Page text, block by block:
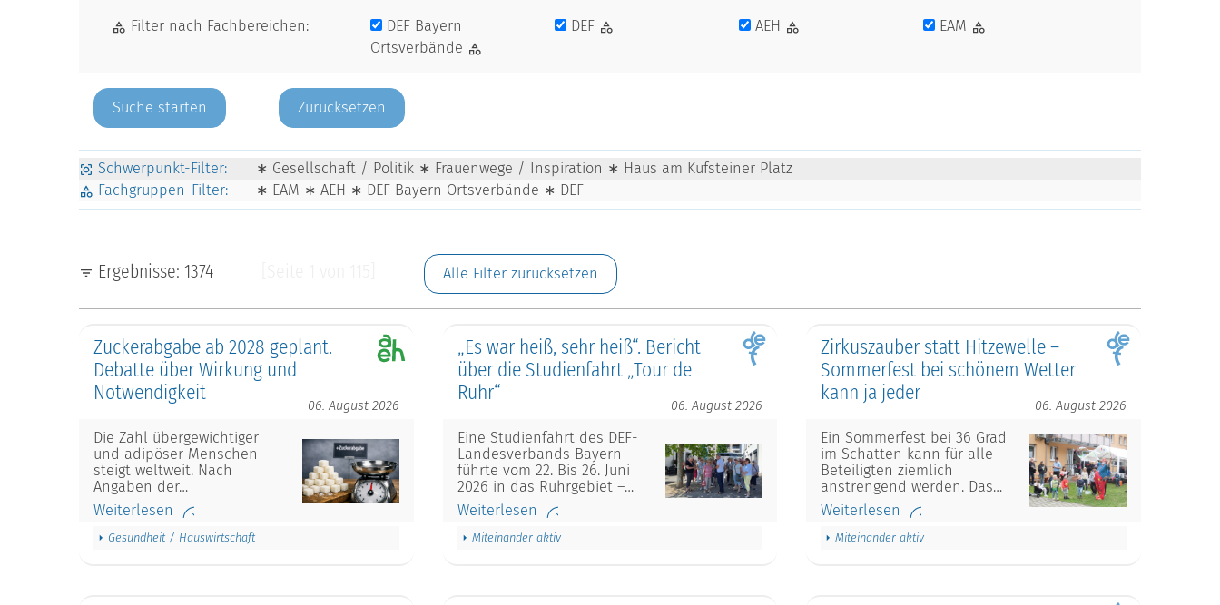
Filter nach Fachbereichen:
DEF Bayern
Ortsverbände
DEF AEH EAM
Zurücksetzen
Schwerpunkt-Filter:
∗ Gesellschaft / Politik ∗ Frauenwege / Inspiration ∗ Haus am Kufsteiner Platz
Fachgruppen-Filter:
∗ EAM ∗ AEH ∗ DEF Bayern Ortsverbände ∗ DEF
Ergebnisse: 1374 Alle Filter zurücksetzen
Zuckerabgabe ab 2028 geplant.
Debatte über Wirkung und
Notwendigkeit
06. August 2026
Die Zahl übergewichtiger
und adipöser Menschen
steigt weltweit. Nach
Angaben der…
Weiterlesen
Gesundheit / Hauswirtschaft
„Es war heiß, sehr heiß“. Bericht
über die Studienfahrt „Tour de
Ruhr“
06. August 2026
Eine Studienfahrt des DEF-
Landesverbands Bayern
führte vom 22. Bis 26. Juni
2026 in das Ruhrgebiet –…
Weiterlesen
Miteinander aktiv
Zirkuszauber statt Hitzewelle –
Sommerfest bei schönem Wetter
kann ja jeder
06. August 2026
Ein Sommerfest bei 36 Grad
im Schatten kann für alle
Beteiligten ziemlich
anstrengend werden. Das…
Weiterlesen
Miteinander aktiv